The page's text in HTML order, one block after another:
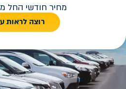
מחיר חודשי החל
רוצה לראות